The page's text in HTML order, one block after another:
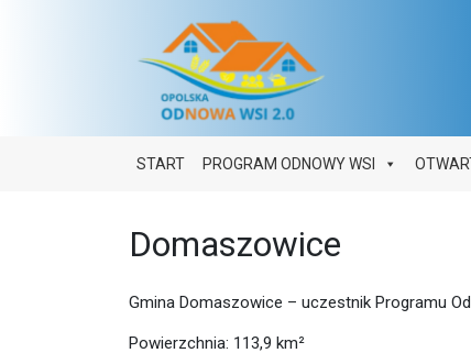
Main Navigation
START PROGRAM ODNOWY WSI
Domaszowice
Gmina Domaszowice – uczestnik Programu
Powierzchnia: 113,9 km²